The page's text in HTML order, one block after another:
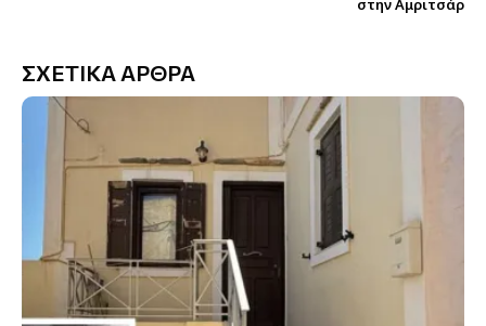
στην Αμριτσάρ
ΣΧΕΤΙΚΑ ΑΡΘΡΑ